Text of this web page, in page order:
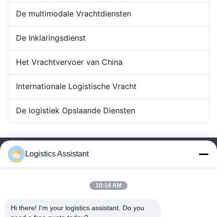
De multimodale Vrachtdiensten
De Inklaringsdienst
Het Vrachtvervoer van China
Internationale Logistische Vracht
De logistiek Opslaande Diensten
Logistics Assistant
10:14 AM
Hi there! I'm your logistics assistant. Do you